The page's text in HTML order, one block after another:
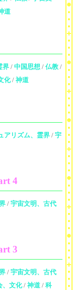
道
界/ 中国思想 / 仏教 /
化/ 神道
アリズム、霊界 / 宇
4
/ 宇宙文明、古代
3
/ 宇宙文明、古代
、文化/ 神道 / 科